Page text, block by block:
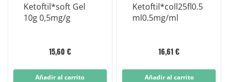
Ketoftil*soft Gel
10g 0,5mg/g
15,60 €
Añadir al carrito
Ketoftil*coll25fl0.5
ml0.5mg/ml
16,61 €
Añadir al carrito